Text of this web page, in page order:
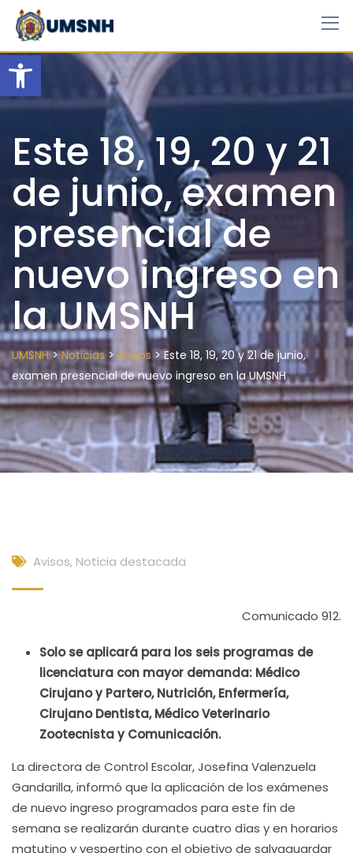
Open toolbar
Skip
content
Este 18, 19, 20 y 21
de junio, examen
presencial de
nuevo ingreso en
la UMSNH
UMSNH>Noticias> Avisos >Este 18, 19, 20 y 21 de junio,
examen presencial de nuevo ingreso en la UMSNH
Avisos, Noticia destacada
Comunicado 912.
Solo se aplicará para los seis programas de
licenciatura con mayor demanda: Médico
Cirujano y Partero, Nutrición, Enfermería,
Cirujano Dentista, Médico Veterinario
Zootecnista y Comunicación.
La directora de Control Escolar, Josefina Valenzuela
Gandarilla, informó que la aplicación de los exámenes
de nuevo ingreso programados para este fin de
semana se realizarán durante cuatro días y en horarios
matutino y vespertino con el objetivo de salvaguardar